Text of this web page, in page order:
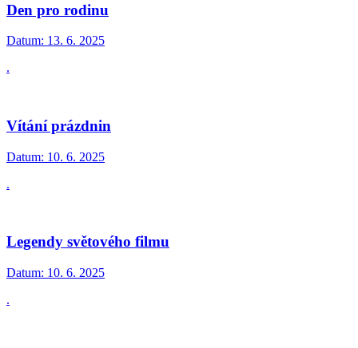
Den pro rodinu
Datum: 13. 6. 2025
.
Vítání prázdnin
Datum: 10. 6. 2025
.
Legendy světového filmu
Datum: 10. 6. 2025
.